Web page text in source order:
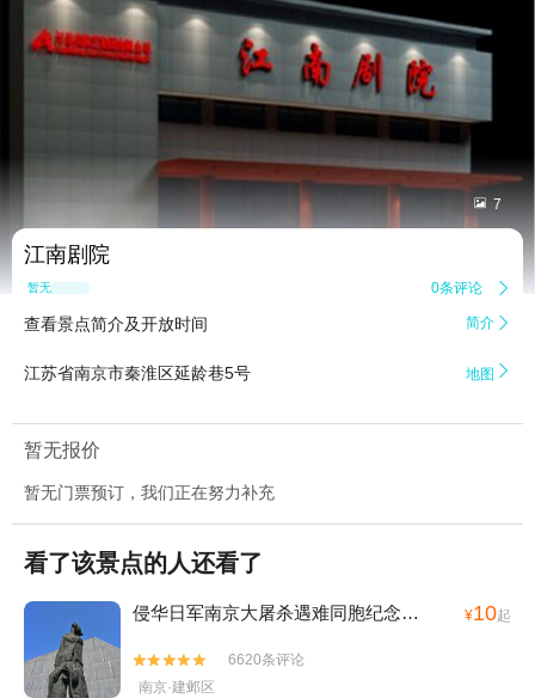
 7
江南剧院
暂无点评 0条评论 
查看景点简介及开放时间 简介 
江苏省南京市秦淮区延龄巷5号 地图 
暂无报价
暂无门票预订，我们正在努力补充
看了该景点的人还看了
侵华日军南京大屠杀遇难同胞纪念馆 ¥10起


6620条评论
南京·建邺区
